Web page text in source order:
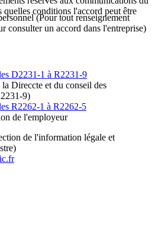
quelles conditions l'accord peut être
(Pour tout renseignement
consulter un accord dans l'entreprise)
D2231-1 à R2231-9
Direccte et du conseil des
9)
R2262-1 à R2262-5
de l'employeur
de l'information légale et